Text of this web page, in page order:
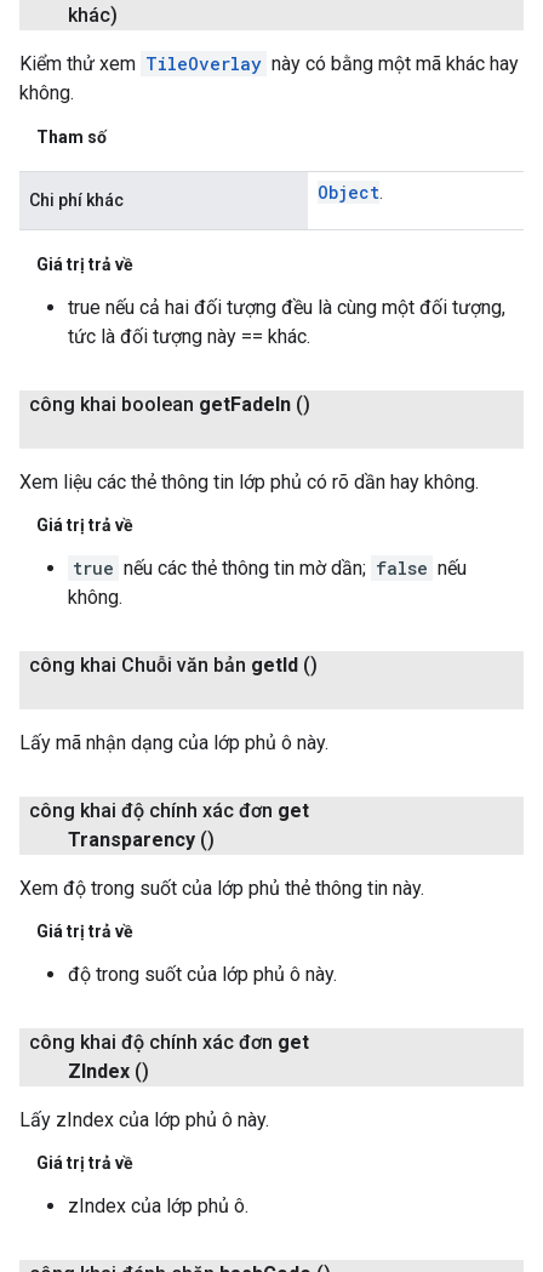
khác)
Kiểm thử xem TileOverlay này có bằng một mã khác hay
không.
Tham số
Chi phí khác Object
Giá trị trả về
true nếu cả hai đối tượng đều là cùng một đối tượng,
tức là đối tượng này == khác.
công khai boolean getFadeIn ()
Xem liệu các thẻ thông tin lớp phủ có rõ dần hay không.
Giá trị trả về
true nếu các thẻ thông tin mờ dần; false nếu
không.
công khai Chuỗi văn bản getId ()
Lấy mã nhận dạng của lớp phủ ô này.
công khai độ chính xác đơn get
Transparency ()
Xem độ trong suốt của lớp phủ thẻ thông tin này.
Giá trị trả về
độ trong suốt của lớp phủ ô này.
công khai độ chính xác đơn get
ZIndex ()
Lấy zIndex của lớp phủ ô này.
Giá trị trả về
zIndex của lớp phủ ô.